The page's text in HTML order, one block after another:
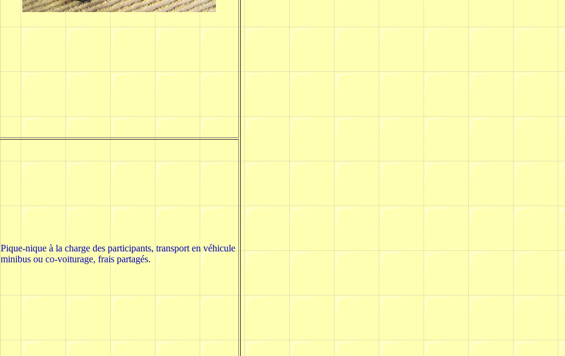
Pique-nique à la charge des participants, transport en véhicule
minibus ou co-voiturage, frais partagés.